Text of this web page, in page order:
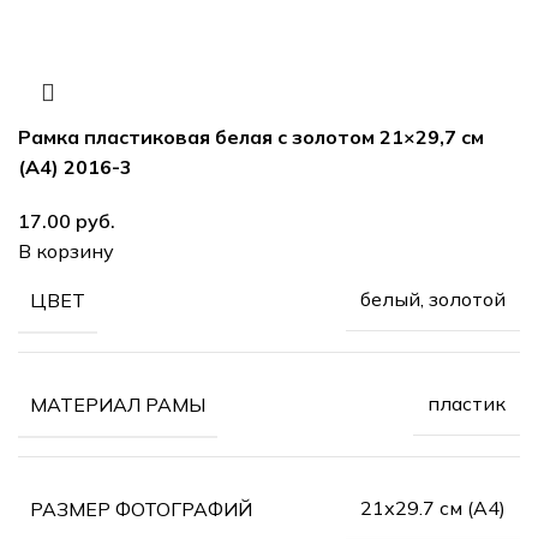
Рамка пластиковая белая с золотом 21×29,7 см
(А4) 2016-3
руб.
В корзину
ЦВЕТ белый, золотой
МАТЕРИАЛ РАМЫ пластик
РАЗМЕР ФОТОГРАФИЙ 21х29.7 см (А4)